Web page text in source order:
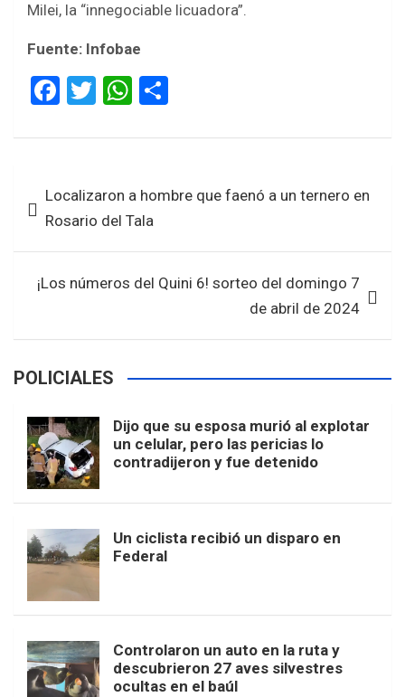
Milei, la “innegociable licuadora”.
Fuente: Infobae
F
ce
o
o
k
T
tt
W
at
A
p
p
ar
de Localizaron a hombre que faenó a un ternero en
Rosario del Tala
¡Los números del Quini 6! sorteo del domingo 7
de abril de 2024
POLICIALES
Dijo que su esposa murió al explotar
un celular, pero las pericias lo
contradijeron y fue detenido
Un ciclista recibió un disparo en
Federal
Controlaron un auto en la ruta y
descubrieron 27 aves silvestres
ocultas en el baúl